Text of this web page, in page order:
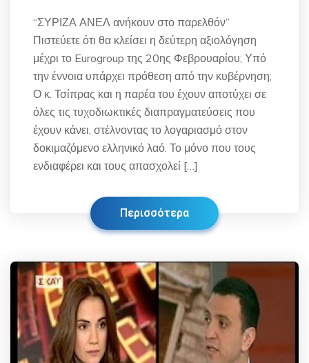
“ΣΥΡΙΖΑ ΑΝΕΛ ανήκουν στο παρελθόν”
Πιστεύετε ότι θα κλείσει η δεύτερη αξιολόγηση
μέχρι το Eurogroup της 20ης Φεβρουαρίου; Υπό
την έννοια υπάρχει πρόθεση από την κυβέρνηση;
Ο κ. Τσίπρας και η παρέα του έχουν αποτύχει σε
όλες τις τυχοδιωκτικές διαπραγματεύσεις που
έχουν κάνει, στέλνοντας το λογαριασμό στον
δοκιμαζόμενο ελληνικό λαό. Το μόνο που τους
ενδιαφέρει και τους απασχολεί […]
Περισσότερα